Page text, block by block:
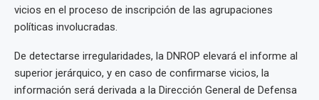
vicios en el proceso de inscripción de las agrupaciones
políticas involucradas.
De detectarse irregularidades, la DNROP elevará el informe al
superior jerárquico, y en caso de confirmarse vicios, la
información será derivada a la Dirección General de Defensa